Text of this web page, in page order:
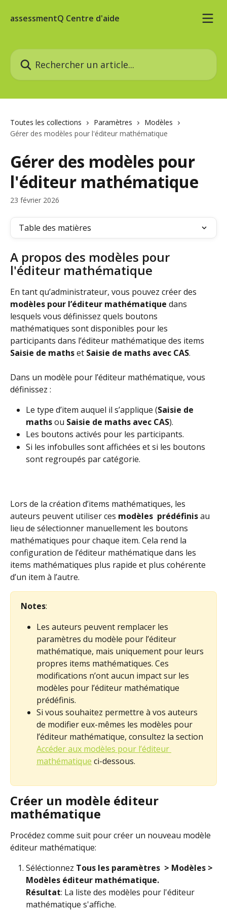
assessmentQ Centre d'aide
Rechercher un article...
Toutes les collections Paramètres
Modèles
Gérer des modèles pour l'éditeur mathématique
Gérer des modèles pour
l'éditeur mathématique
23 février 2026
Table des matières
A propos des modèles pour
l'éditeur mathématique
En tant qu’administrateur, vous pouvez créer des
modèles pour l’éditeur mathématique dans
lesquels vous définissez quels boutons
mathématiques sont disponibles pour les
participants dans l’éditeur mathématique des items
Saisie de maths et Saisie de maths avec CAS.
Dans un modèle pour l’éditeur mathématique, vous
définissez :
Le type d’item auquel il s’applique (Saisie de
maths ou Saisie de maths avec CAS).
Les boutons activés pour les participants.
Si les infobulles sont affichées et si les boutons
sont regroupés par catégorie.
Lors de la création d’items mathématiques, les
auteurs peuvent utiliser ces modèles prédéfinis au
lieu de sélectionner manuellement les boutons
mathématiques pour chaque item. Cela rend la
configuration de l’éditeur mathématique dans les
items mathématiques plus rapide et plus cohérente
d’un item à l’autre.
Notes:
Les auteurs peuvent remplacer les
paramètres du modèle pour l’éditeur
mathématique, mais uniquement pour leurs
propres items mathématiques. Ces
modifications n’ont aucun impact sur les
modèles pour l’éditeur mathématique
prédéfinis.
Si vous souhaitez permettre à vos auteurs
de modifier eux-mêmes les modèles pour
l’éditeur mathématique, consultez la section
Accéder aux modèles pour l’éditeur
mathématique ci-dessous.
Créer un modèle éditeur
mathématique
Procédez comme suit pour créer un nouveau modèle
éditeur mathématique:
Séléctionnez Tous les paramètres > Modèles >
Modèles éditeur mathématique.
Résultat: La liste des modèles pour l'éditeur
mathématique s'affiche.